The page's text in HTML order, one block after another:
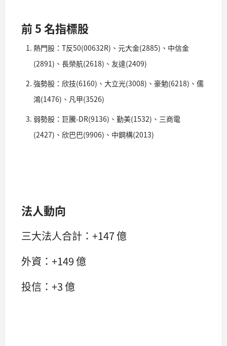
前 5 名指標股
熱門股：T反50(00632R)、元大金(2885)、中信金
(2891)、長榮航(2618)、友達(2409)
強勢股：欣技(6160)、大立光(3008)、豪勉(6218)、儒
鴻(1476)、凡甲(3526)
弱勢股：巨騰-DR(9136)、勤美(1532)、三商電
(2427)、欣巴巴(9906)、中鋼構(2013)
法人動向
三大法人合計：+147 億
外資：+149 億
投信：+3 億